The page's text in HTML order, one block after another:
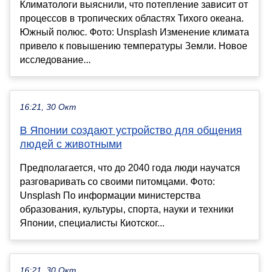
Климатологи выяснили, что потепление зависит от
процессов в тропических областях Тихого океана.
Южный полюс. Фото: Unsplash Изменение климата
привело к повышению температуры Земли. Новое
исследование...
16:21, 30 Окт
В Японии создают устройство для общения
людей с животными
Предполагается, что до 2040 года люди научатся
разговаривать со своими питомцами. Фото:
Unsplash По информации министерства
образования, культуры, спорта, науки и техники
Японии, специалисты Киотског...